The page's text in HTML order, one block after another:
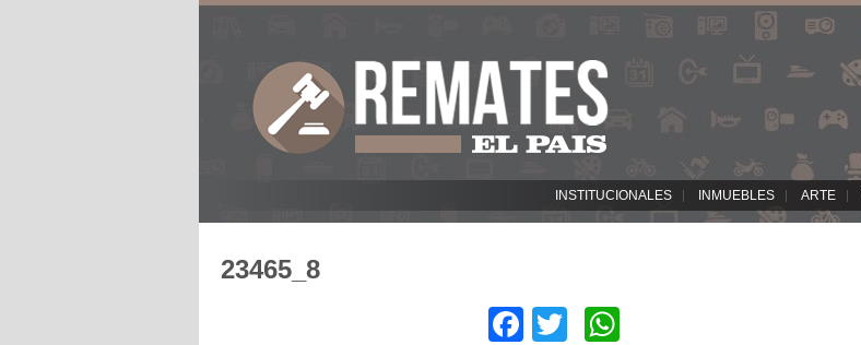
INSTITUCIONALES INMUEBLES ARTE
23465_8
Facebook
Twitter